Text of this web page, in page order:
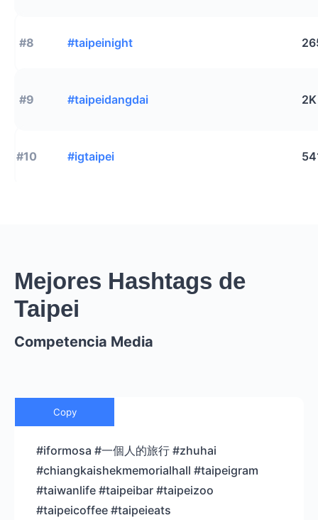
#8 #taipeinight
#9 #taipeidangdai 2K
#10 #igtaipei
Mejores Hashtags de
Taipei
Competencia Media
Copy
#iformosa #一個人的旅行 #zhuhai
#chiangkaishekmemorialhall #taipeigram
#taiwanlife #taipeibar #taipeizoo
#taipeicoffee #taipeieats